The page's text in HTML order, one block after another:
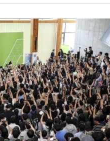
용산공원·그
[AI 부동산 투
[코인시황] 비
[베트남 증시]
'찜통더위'에
후티 반군, 예
42.5도 역대